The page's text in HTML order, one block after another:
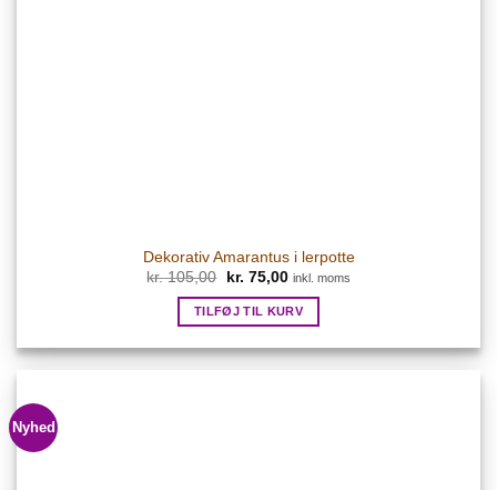
Dekorativ Amarantus i lerpotte
kr.105,00
Den
pris
var:
kr. 75,00Den
pris
er:
inkl. moms
TILFØJ TIL KURV
Nyhed